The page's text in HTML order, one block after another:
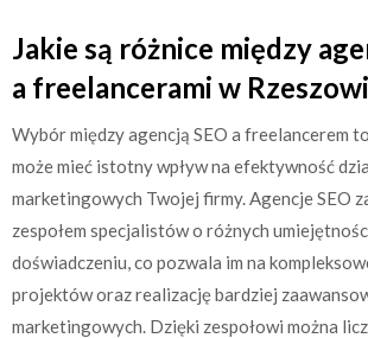
Jakie są różnice między
a freelancerami w
Wybór między agencją SEO a freelancerem
może mieć istotny wpływ na efektywność
marketingowych Twojej firmy. Agencje SEO
zespołem specjalistów o różnych
doświadczeniu, co pozwala im na
projektów oraz realizację bardziej
marketingowych. Dzięki zespołowi można